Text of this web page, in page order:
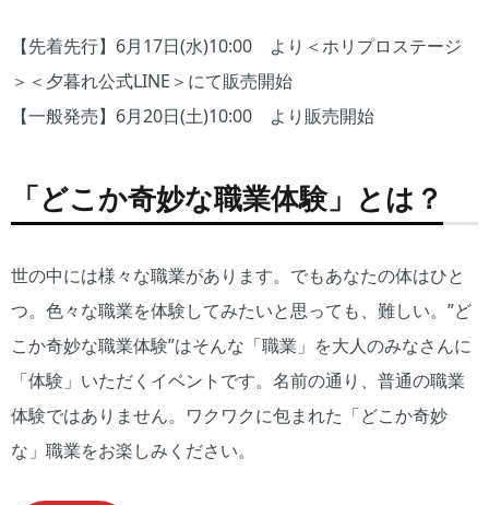
【先着先行】6月17日(水)10:00 より＜ホリプロステージ
＞＜夕暮れ公式LINE＞にて販売開始
【一般発売】6月20日(土)10:00 より販売開始
「どこか奇妙な職業体験」とは？
世の中には様々な職業があります。でもあなたの体はひと
つ。色々な職業を体験してみたいと思っても、難しい。”ど
こか奇妙な職業体験”はそんな「職業」を大人のみなさんに
「体験」いただくイベントです。名前の通り、普通の職業
体験ではありません。ワクワクに包まれた「どこか奇妙
な」職業をお楽しみください。